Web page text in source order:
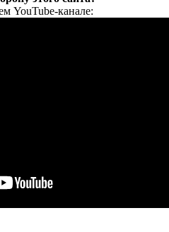
YouTube-канале: